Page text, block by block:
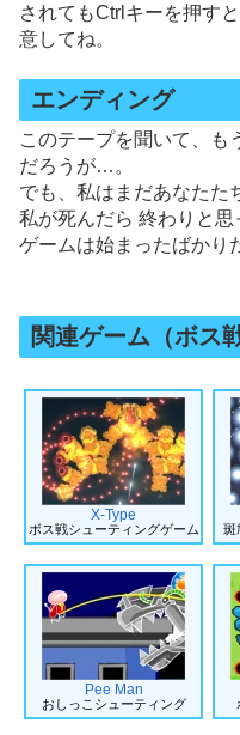
されてもCtrlキーを押す
意してね。
エンディング
このテープを聞いて、も
だろうが…。
でも、私はまだあなたた
私が死んだら 終わりと思
ゲームは始まったばかり
関連ゲーム（ボス
X-Type
ボス戦シューティングゲーム 斑
Pee Man
おしっこシューティング